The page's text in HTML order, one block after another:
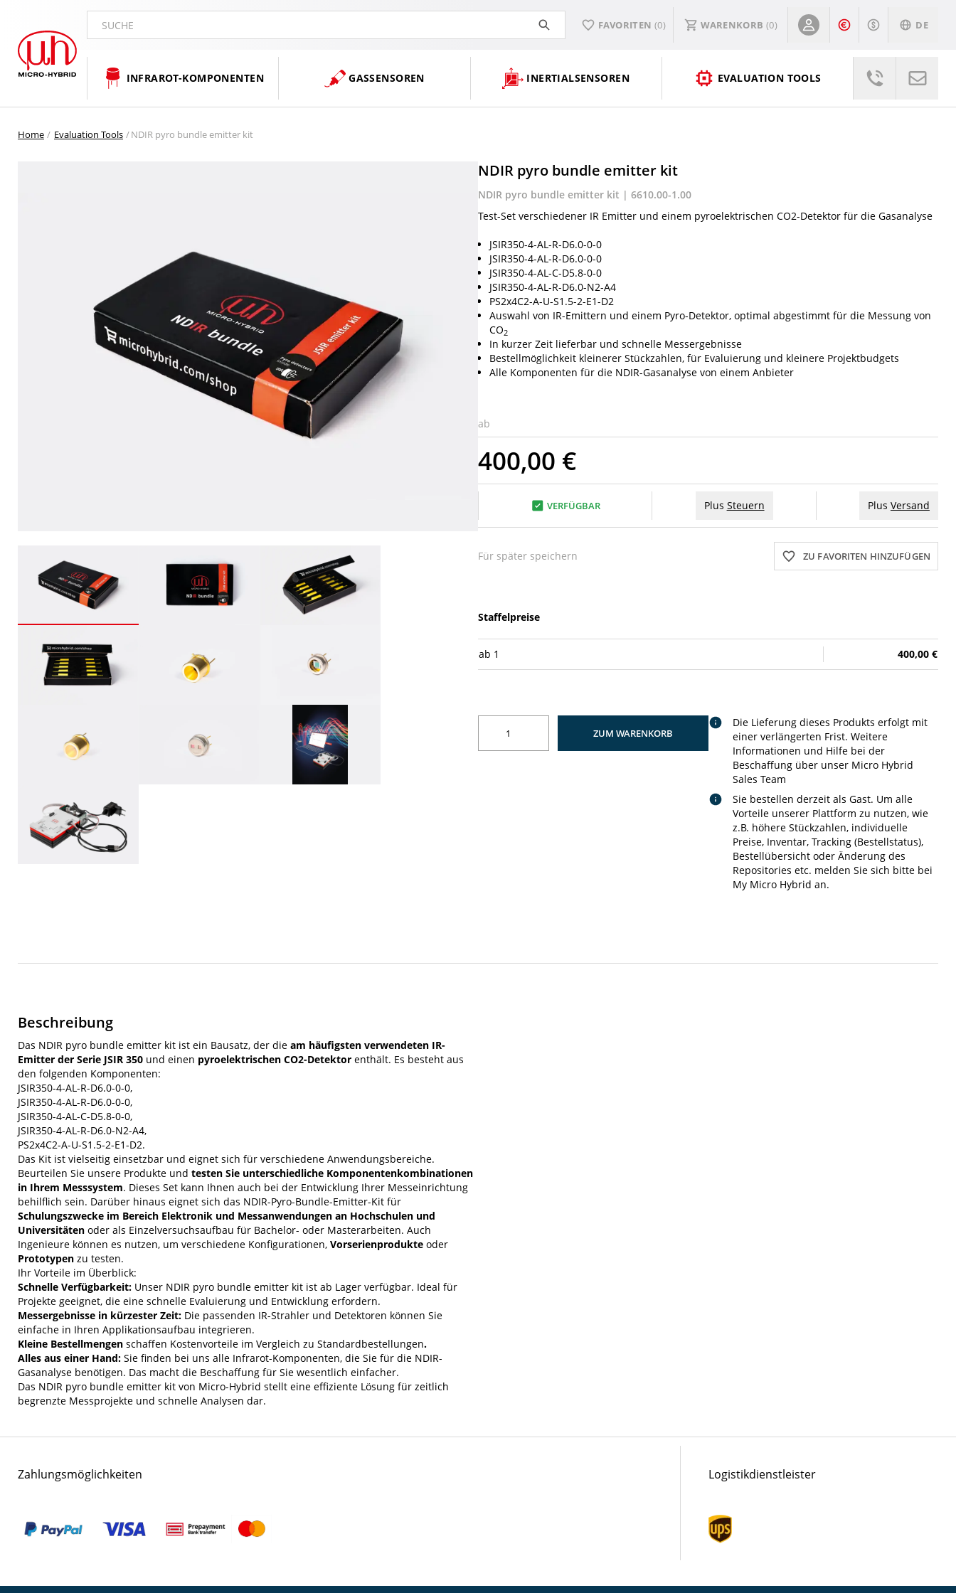
SUCHE FAVORITEN (0) WARENKORB (0) DE
INFRAROT-KOMPONENTEN GASSENSOREN INERTIALSENSOREN EVALUATION TOOLS
Home Evaluation Tools NDIR pyro bundle emitter kit
NDIR pyro bundle emitter kit
NDIR pyro bundle emitter kit | 6610.00-1.00
Test-Set verschiedener IR Emitter und einem pyroelektrischen CO2-Detektor für die Gasanalyse
JSIR350-4-AL-R-D6.0-0-0
JSIR350-4-AL-R-D6.0-0-0
JSIR350-4-AL-C-D5.8-0-0
JSIR350-4-AL-R-D6.0-N2-A4
PS2x4C2-A-U-S1.5-2-E1-D2
Auswahl von IR-Emittern und einem Pyro-Detektor, optimal abgestimmt für die Messung von
CO2
In kurzer Zeit lieferbar und schnelle Messergebnisse
Bestellmöglichkeit kleinerer Stückzahlen, für Evaluierung und kleinere Projektbudgets
Alle Komponenten für die NDIR-Gasanalyse von einem Anbieter
ab
400,00 €
VERFÜGBAR Plus Steuern Plus Versand
Für später speichern ZU FAVORITEN HINZUFÜGEN
Staffelpreise
ab 1 400,00 €
ZUM WARENKORB
Die Lieferung dieses Produkts erfolgt mit
einer verlängerten Frist. Weitere
Informationen und Hilfe bei der
Beschaffung über unser Micro Hybrid
Sales Team
Sie bestellen derzeit als Gast. Um alle
Vorteile unserer Plattform zu nutzen, wie
z.B. höhere Stückzahlen, individuelle
Preise, Inventar, Tracking (Bestellstatus),
Bestellübersicht oder Änderung des
Repositories etc. melden Sie sich bitte bei
My Micro Hybrid an.
Beschreibung
Das NDIR pyro bundle emitter kit ist ein Bausatz, der die am häufigsten verwendeten IR-
Emitter der Serie JSIR 350 und einen pyroelektrischen CO2-Detektor enthält. Es besteht aus
den folgenden Komponenten:
JSIR350-4-AL-R-D6.0-0-0,
JSIR350-4-AL-R-D6.0-0-0,
JSIR350-4-AL-C-D5.8-0-0,
JSIR350-4-AL-R-D6.0-N2-A4,
PS2x4C2-A-U-S1.5-2-E1-D2.
Das Kit ist vielseitig einsetzbar und eignet sich für verschiedene Anwendungsbereiche.
Beurteilen Sie unsere Produkte und testen Sie unterschiedliche Komponentenkombinationen
in Ihrem Messsystem. Dieses Set kann Ihnen auch bei der Entwicklung Ihrer Messeinrichtung
behilflich sein. Darüber hinaus eignet sich das NDIR-Pyro-Bundle-Emitter-Kit für
Schulungszwecke im Bereich Elektronik und Messanwendungen an Hochschulen und
Universitäten oder als Einzelversuchsaufbau für Bachelor- oder Masterarbeiten. Auch
Ingenieure können es nutzen, um verschiedene Konfigurationen, Vorserienprodukte oder
Prototypen zu testen.
Ihr Vorteile im Überblick:
Schnelle Verfügbarkeit: Unser NDIR pyro bundle emitter kit ist ab Lager verfügbar. Ideal für
Projekte geeignet, die eine schnelle Evaluierung und Entwicklung erfordern.
Messergebnisse in kürzester Zeit: Die passenden IR-Strahler und Detektoren können Sie
einfache in Ihren Applikationsaufbau integrieren.
Kleine Bestellmengen schaffen Kostenvorteile im Vergleich zu Standardbestellungen.
Alles aus einer Hand: Sie finden bei uns alle Infrarot-Komponenten, die Sie für die NDIR-
Gasanalyse benötigen. Das macht die Beschaffung für Sie wesentlich einfacher.
Das NDIR pyro bundle emitter kit von Micro-Hybrid stellt eine effiziente Lösung für zeitlich
begrenzte Messprojekte und schnelle Analysen dar.
Zahlungsmöglichkeiten Logistikdienstleister